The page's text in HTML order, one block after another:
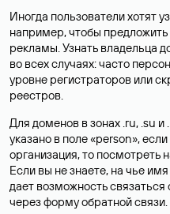
Иногда пользователи хотят
например, чтобы
рекламы. Узнать владельца
во всех случаях: часто
уровне регистраторов или
реестров.
Для доменов в зонах .ru, .su
указано в поле «person»,
организация, то посмотреть
Если вы не знаете, на чье
дает возможность
через форму обратной связи.